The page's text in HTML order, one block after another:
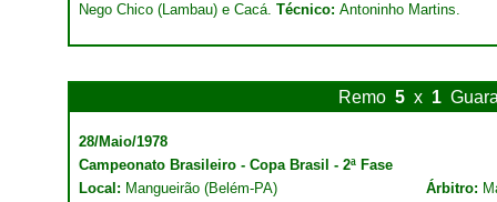
Nego Chico (Lambau) e Cacá. Técnico: Antoninho Martins.
Remo 5 x 1
28/Maio/1978
Campeonato Brasileiro - Copa Brasil - 2ª Fase
Local: Mangueirão (Belém-PA) Árbitro: